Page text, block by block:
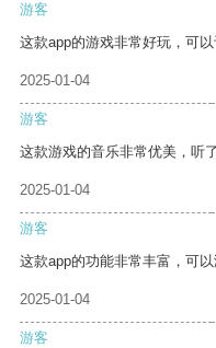
游客
这款app的游戏非常好玩，可以
2025-01-04
游客
这款游戏的音乐非常优美，听
2025-01-04
游客
这款app的功能非常丰富，可以
2025-01-04
游客